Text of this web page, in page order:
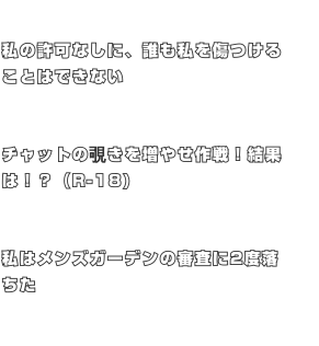
私の許可なしに、誰も私を傷つける
ことはできない
チャットの覗きを増やせ作戦！結果
は！？（R-18)
私はメンズガーデンの審査に2度落
ちた